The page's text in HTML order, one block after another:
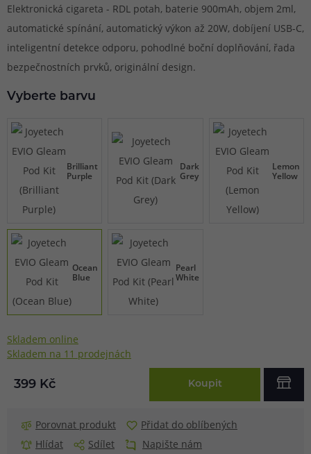
Elektronická cigareta - RDL potah, baterie 900mAh, objem 2ml,
automatické spínání, automatický výkon až 20W, dobíjení USB-C,
inteligentní detekce odporu, pohodlné boční doplňování, řada
bezpečnostních prvků, originální design.
Vyberte barvu
Brilliant
Purple
Dark
Grey
Lemon
Yellow
Ocean
Blue
Pearl
White
Skladem online
Skladem na 11 prodejnách
399 Kč Koupit
Porovnat produkt
Přidat do oblíbených
Hlídat
Sdílet Napište nám